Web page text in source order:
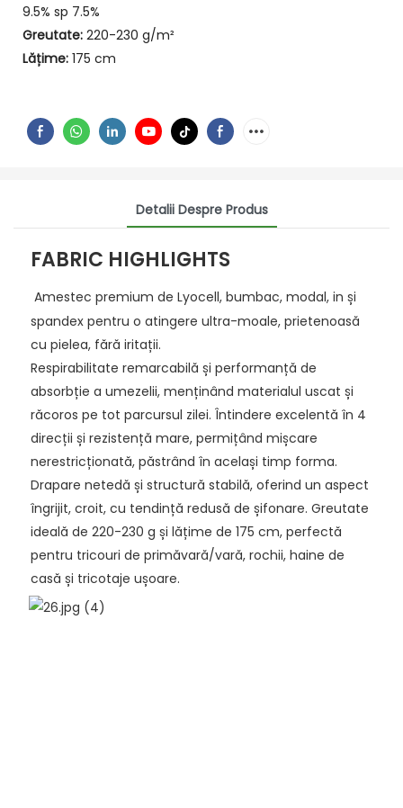
9.5% sp 7.5%
Greutate: 220-230 g/m²
Lățime: 175 cm
Detalii Despre Produs
FABRIC HIGHLIGHTS
Amestec premium de Lyocell, bumbac, modal, in și
spandex pentru o atingere ultra-moale, prietenoasă
cu pielea, fără iritații.
Respirabilitate remarcabilă și performanță de
absorbție a umezelii, menținând materialul uscat și
răcoros pe tot parcursul zilei. Întindere excelentă în 4
direcții și rezistență mare, permițând mișcare
nerestricționată, păstrând în același timp forma.
Drapare netedă și structură stabilă, oferind un aspect
îngrijit, croit, cu tendință redusă de șifonare. Greutate
ideală de 220-230 g și lățime de 175 cm, perfectă
pentru tricouri de primăvară/vară, rochii, haine de
casă și tricotaje ușoare.